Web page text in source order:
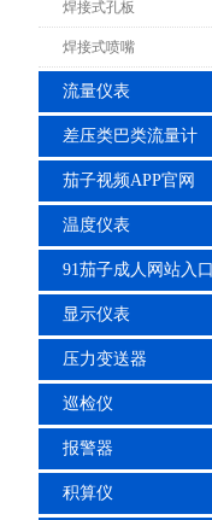
焊接式孔板
焊接式喷嘴
流量仪表
差压类巴类流量计
茄子视频APP官网
温度仪表
91茄子成人网站入口
显示仪表
压力变送器
巡检仪
报警器
积算仪